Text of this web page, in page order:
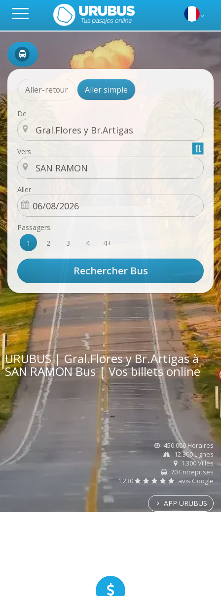
Aller-retour Aller simple
De
Vers
Aller
Passagers
1
2 3 4 4+
URUBUS | Gral.Flores y Br.Artigas à
SAN RAMON Bus | Vos billets online
450.000 Horaires
12.300 Lignes
1.300 Villes
70 Entreprises
1.230
avis Google
APP URUBUS